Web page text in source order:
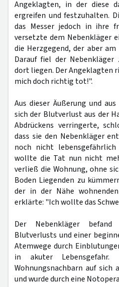
Angeklagten, in der diese
ergreifen und festzuhalten.
das Messer jedoch in ihre
versetzte dem Nebenkläger
die Herzgegend, der aber
Darauf fiel der
dort liegen. Der Angeklagten
mich doch richtig tot!".
Aus dieser Äußerung und
sich der Blutverlust aus der
Abdrückens verringerte,
dass sie den Nebenkläger
noch nicht
wollte die Tat nun nicht
verließ die Wohnung, ohne
Boden Liegenden zu
der in der Nähe
erklärte: "Ich wollte das
Der Nebenkläger
Blutverlusts und einer
Atemwege durch
in akuter
Wohnungsnachbarn auf sich
und wurde durch eine